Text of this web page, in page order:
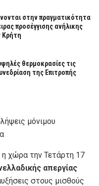
στην πραγματικότητα
προσέγγισης ανήλικης
Κρήτη
θερμοκρασίες τις
της Επιτροπής
μόνιμου
η χώρα την Τετάρτη 17
απεργίας
στους μισθούς